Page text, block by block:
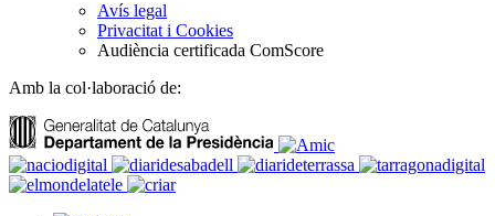
Avís legal
Privacitat i Cookies
Audiència certificada ComScore
Amb la col·laboració de: